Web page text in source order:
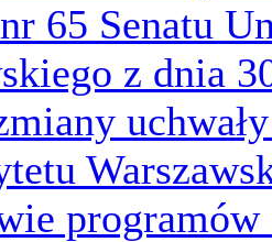
65 Senatu
z dnia